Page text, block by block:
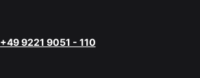
+49 9221 9051 - 110